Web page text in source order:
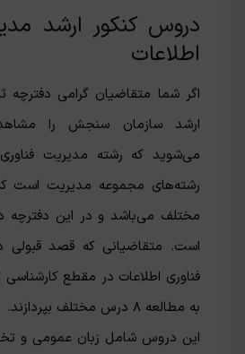
دروس کنکور ارشد
اطلاعات
اگر شما متقاضیان گرامی دفترچه
ارشد سازمان سنجش را
می‌شوید که رشته مدیریت
است. متقاضیانی که قصد قبولی
فناوری اطلاعات در مقطع کارشناسی
به مطالعه ۸ درس مختلف بپردازند.
این دروس شامل زبان عمومی و